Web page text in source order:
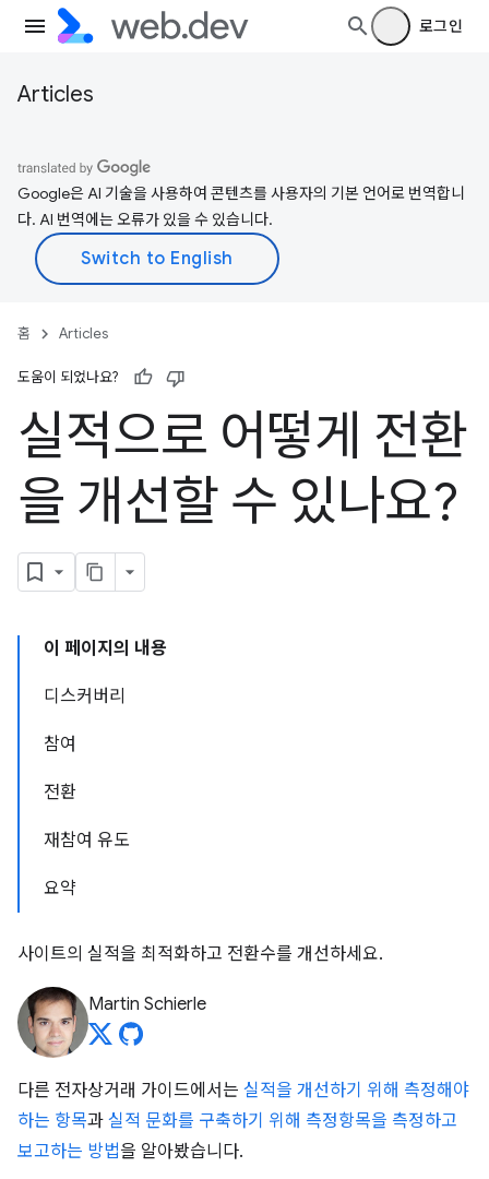
로그인
Articles
Google은 AI 기술을 사용하여 콘텐츠를 사용자의 기본 언어로 번역합니
다. AI 번역에는 오류가 있을 수 있습니다.
홈 Articles
도움이 되었나요?
실적으로 어떻게 전환
을 개선할 수 있나요?
이 페이지의 내용
디스커버리
참여
전환
재참여 유도
요약
사이트의 실적을 최적화하고 전환수를 개선하세요.
Martin Schierle
다른 전자상거래 가이드에서는 실적을 개선하기 위해 측정해야
하는 항목과 실적 문화를 구축하기 위해 측정항목을 측정하고
보고하는 방법을 알아봤습니다.